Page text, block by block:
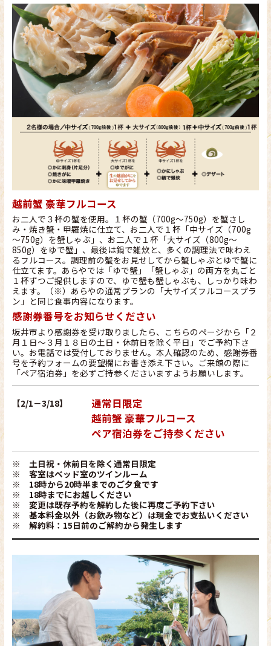
越前蟹 豪華フルコース
お二人で３杯の蟹を使用。１杯の蟹（700g～750g）を蟹さし
み・焼き蟹・甲羅焼に仕立て、お二人で１杯「中サイズ（700g
～750g）を蟹しゃぶ」、お二人で１杯「大サイズ（800g～
850g）をゆで蟹」、最後は鍋で雑炊と、多くの調理法で味わえ
るフルコース。調理前の蟹をお見せしてから蟹しゃぶとゆで蟹に
仕立てます。あらやでは「ゆで蟹」「蟹しゃぶ」の両方を丸ごと
１杯ずつご提供しますので、ゆで蟹も蟹しゃぶも、しっかり味わ
えます。（※）あらやの通常プランの「大サイズフルコースプラ
ン」と同じ食事内容になります。
感謝券番号をお知らせください
坂井市より感謝券を受け取りましたら、こちらのページから「２
月１日～３月１８日の土日・休前日を除く平日」でご予約下さ
い。お電話では受付しておりません。本人確認のため、感謝券番
号を予約フォームの要望欄にお書き添え下さい。ご来館の際に
「ペア宿泊券」を必ずご持参くださいますようお願いします。
【2/1－3/18】
通常日限定
越前蟹 豪華フルコース
ペア宿泊券をご持参ください
※ 土日祝・休前日を除く通常日限定
※ 客室はベッド室のツインルーム
※ 18時から20時半までのご夕食です
※ 18時までにお越しください
※ 変更は既存予約を解約した後に再度ご予約下さい
※ 基本料金以外（お飲み物など）は現金でお支払いください
※ 解約料：15日前のご解約から発生します